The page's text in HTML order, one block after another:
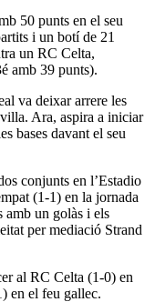
50 punts en el seu
i un botí de 21
un RC Celta,
amb 39 punts).
va deixar arrere les
Ara, aspira a iniciar
bases davant el seu
conjunts en l’Estadio
(1-1) en la jornada
amb un golàs i els
per mediació Strand
al RC Celta (1-0) en
en el feu gallec.